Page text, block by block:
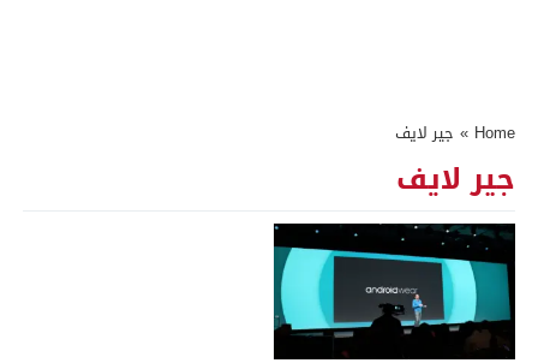
Home
» جير لايف
جير لايف